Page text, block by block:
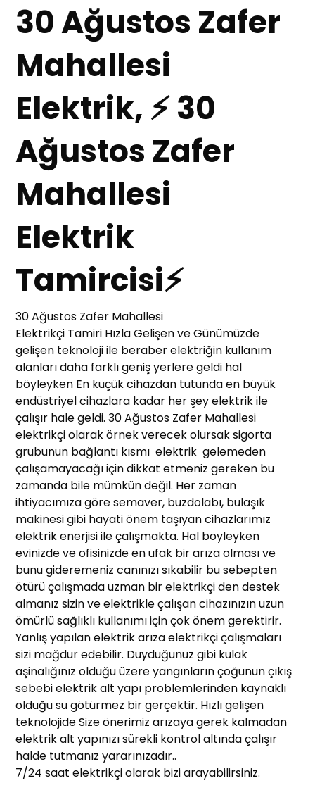
30 Ağustos Zafer
Mahallesi
Elektrik, ⚡ 30
Ağustos Zafer
Mahallesi
Elektrik
Tamircisi⚡
30 Ağustos Zafer Mahallesi
Elektrikçi Tamiri Hızla Gelişen ve Günümüzde
gelişen teknoloji ile beraber elektriğin kullanım
alanları daha farklı geniş yerlere geldi hal
böyleyken En küçük cihazdan tutunda en büyük
endüstriyel cihazlara kadar her şey elektrik ile
çalışır hale geldi. 30 Ağustos Zafer Mahallesi
elektrikçi olarak örnek verecek olursak sigorta
grubunun bağlantı kısmı elektrik gelemeden
çalışamayacağı için dikkat etmeniz gereken bu
zamanda bile mümkün değil. Her zaman
ihtiyacımıza göre semaver, buzdolabı, bulaşık
makinesi gibi hayati önem taşıyan cihazlarımız
elektrik enerjisi ile çalışmakta. Hal böyleyken
evinizde ve ofisinizde en ufak bir arıza olması ve
bunu gideremeniz canınızı sıkabilir bu sebepten
ötürü çalışmada uzman bir elektrikçi den destek
almanız sizin ve elektrikle çalışan cihazınızın uzun
ömürlü sağlıklı kullanımı için çok önem gerektirir.
Yanlış yapılan elektrik arıza elektrikçi çalışmaları
sizi mağdur edebilir. Duyduğunuz gibi kulak
aşinalığınız olduğu üzere yangınların çoğunun çıkış
sebebi elektrik alt yapı problemlerinden kaynaklı
olduğu su götürmez bir gerçektir. Hızlı gelişen
teknolojide Size önerimiz arızaya gerek kalmadan
elektrik alt yapınızı sürekli kontrol altında çalışır
halde tutmanız yararınızadır..
7/24 saat elektrikçi olarak bizi arayabilirsiniz.